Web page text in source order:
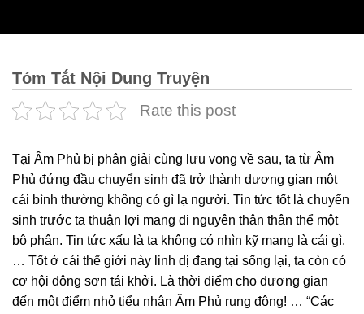
Tóm Tắt Nội Dung Truyện
Rate this post
Tại Âm Phủ bị phân giải cùng lưu vong về sau, ta từ Âm
Phủ đứng đầu chuyển sinh đã trở thành dương gian một
cái bình thường không có gì lạ người. Tin tức tốt là chuyển
sinh trước ta thuận lợi mang đi nguyên thân thân thể một
bộ phận. Tin tức xấu là ta không có nhìn kỹ mang là cái gì.
… Tốt ở cái thế giới này linh dị đang tại sống lại, ta còn có
cơ hội đông sơn tái khởi. Là thời điểm cho dương gian
đến một điểm nhỏ tiểu nhân Âm Phủ rung động! … “Các